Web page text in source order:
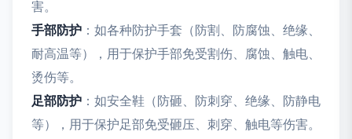
害。
手部防护 ：如各种防护手套（防割、防腐蚀、绝缘、
耐高温等），用于保护手部免受割伤、腐蚀、触电、
烫伤等。
足部防护 ：如安全鞋（防砸、防刺穿、绝缘、防静电
等），用于保护足部免受砸压、刺穿、触电等伤害。